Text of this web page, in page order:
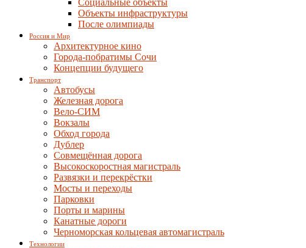
Социальные объекты
Объекты инфраструктуры
После олимпиады
Россия и Мир
Архитектурное кино
Города-побратимы Сочи
Концепции будущего
Транспорт
Автобусы
Железная дорога
Вело-СИМ
Вокзалы
Обход города
Дублер
Совмещённая дорога
Высокоскоростная магистраль
Развязки и перекрёстки
Мосты и переходы
Парковки
Порты и марины
Канатные дороги
Черноморская кольцевая автомагистраль
Технологии